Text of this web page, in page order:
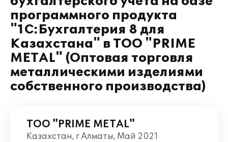
программного продукта
"1С:Бухгалтерия 8 для
Казахстана" в ТОО "PRIME
METAL" (Оптовая торговля
металлическими изделиями
собственного производства)
ТОО "PRIME METAL"
Казахстан, г Алматы, Май 2021